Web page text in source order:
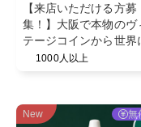
【来店いただける方募
集！】大阪で本物のヴ
テージコインから世界
つだけのリング💍
1000人以上
New 無